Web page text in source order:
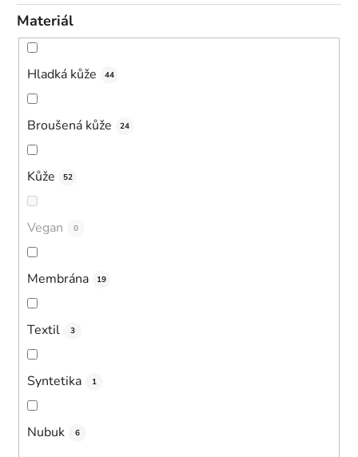
Materiál
Hladká kůže 44
Broušená kůže 24
Kůže 52
Vegan 0
Membrána 19
Textil 3
Syntetika 1
Nubuk 6